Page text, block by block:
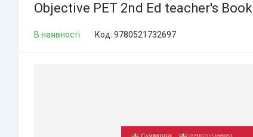
Objective PET 2nd Ed teacher's Book
В наявності Код: 9780521732697